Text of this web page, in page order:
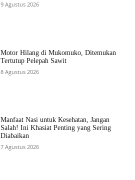
9 Agustus 2026
Motor Hilang di Mukomuko, Ditemukan
Tertutup Pelepah Sawit
8 Agustus 2026
Manfaat Nasi untuk Kesehatan, Jangan
Salah! Ini Khasiat Penting yang Sering
Diabaikan
7 Agustus 2026